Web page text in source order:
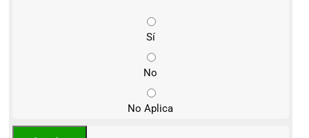
Sí
No
No Aplica